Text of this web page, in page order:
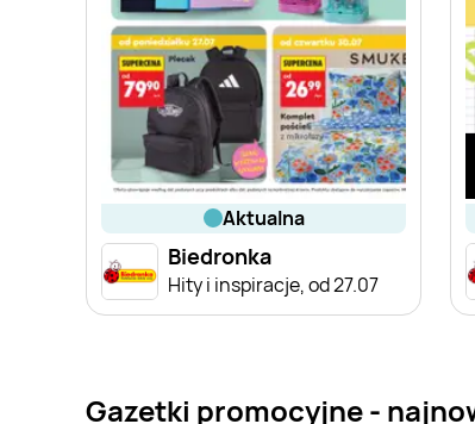
aktualna
Biedronka
Hity i inspiracje, od 27.07
Gazetki promocyjne -